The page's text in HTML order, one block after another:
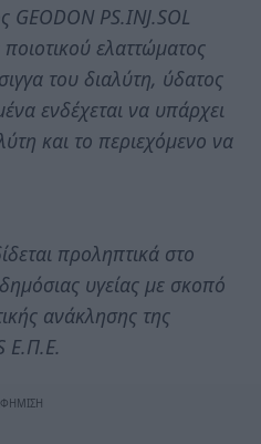
GEODON PS.INJ.SOL
ελαττώματος
του διαλύτη, ύδατος
ενδέχεται να υπάρχει
και το περιεχόμενο να
προληπτικά στο
υγείας με σκοπό
ανάκλησης της
Ε.Π.Ε.